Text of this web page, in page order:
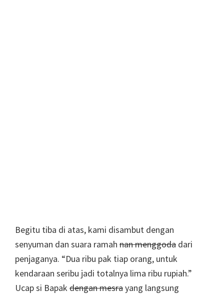
Begitu tiba di atas, kami disambut dengan
senyuman dan suara ramah nan menggoda dari
penjaganya. “Dua ribu pak tiap orang, untuk
kendaraan seribu jadi totalnya lima ribu rupiah.”
Ucap si Bapak dengan mesrayang langsung